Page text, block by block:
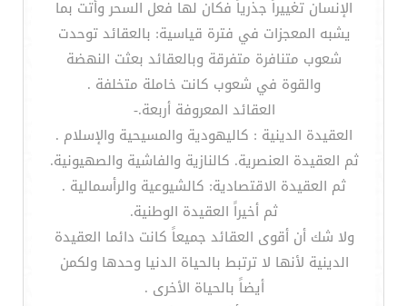
الإنسان تغييراً جذرياً فكان لها فعل السحر وأتت بما
يشبه المعجزات في فترة قياسية: بالعقائد توحدت
شعوب متنافرة متفرقة وبالعقائد بعثت النهضة
والقوة في شعوب كانت خاملة متخلفة .
العقائد المعروفة أربعة.-
العقيدة الدينية : كاليهودية والمسيحية والإسلام .
ثم العقيدة العنصرية. كالنازية والفاشية والصهيونية.
ثم العقيدة الاقتصادية: كالشيوعية والرأسمالية .
ثم أخيراً العقيدة الوطنية.
ولا شك أن أقوى العقائد جميعاً كانت دائما العقيدة
الدينية لأنها لا ترتبط بالحياة الدنيا وحدها ولكمن
أيضاً بالحياة الأخرى .